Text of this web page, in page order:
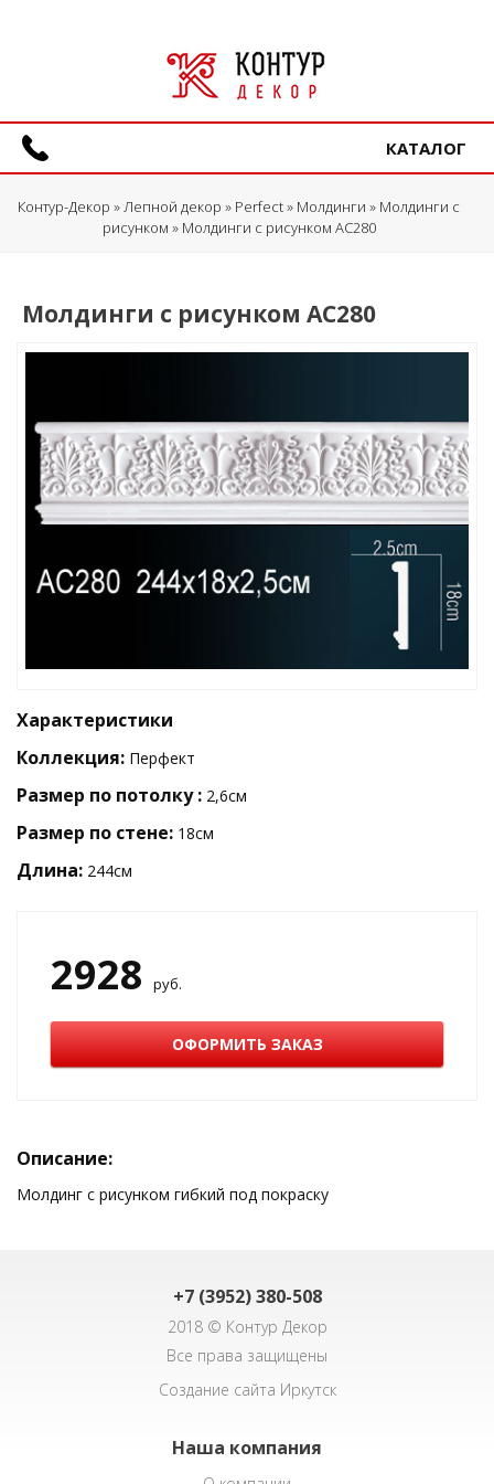
КАТАЛОГ
Контур-Декор »Лепной декор » Perfect» Молдинги » Молдинги с
рисунком » Молдинги с рисунком AC280
Молдинги с рисунком AC280
Характеристики
Коллекция: Перфект
Размер по потолку : 2,6см
Размер по стене: 18см
Длина: 244см
2928 руб.
ОФОРМИТЬ ЗАКАЗ
Описание:
Молдинг с рисунком гибкий под покраску
+7 (3952) 380-508
2018 © Контур Декор
Все права защищены
Создание сайта Иркутск
Наша компания